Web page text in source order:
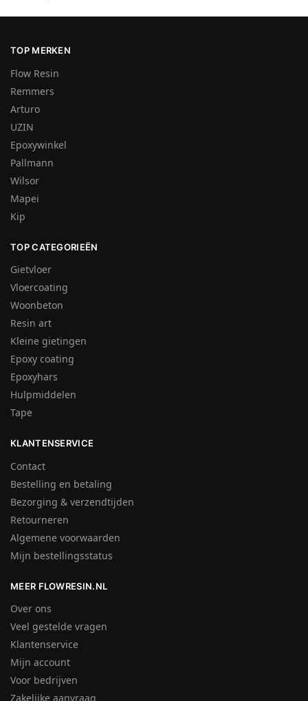
TOP MERKEN
Flow Resin
Remmers
Arturo
UZIN
Epoxywinkel
Pallmann
Wilsor
Mapei
Kip
TOP CATEGORIEËN
Gietvloer
Vloercoating
Woonbeton
Resin art
Kleine gietingen
Epoxy coating
Epoxyhars
Hulpmiddelen
Tape
KLANTENSERVICE
Contact
Bestelling en betaling
Bezorging & verzendtijden
Retourneren
Algemene voorwaarden
Mijn bestellingsstatus
MEER FLOWRESIN.NL
Over ons
Veel gestelde vragen
Klantenservice
Mijn account
Voor bedrijven
Zakelijke aanvraag